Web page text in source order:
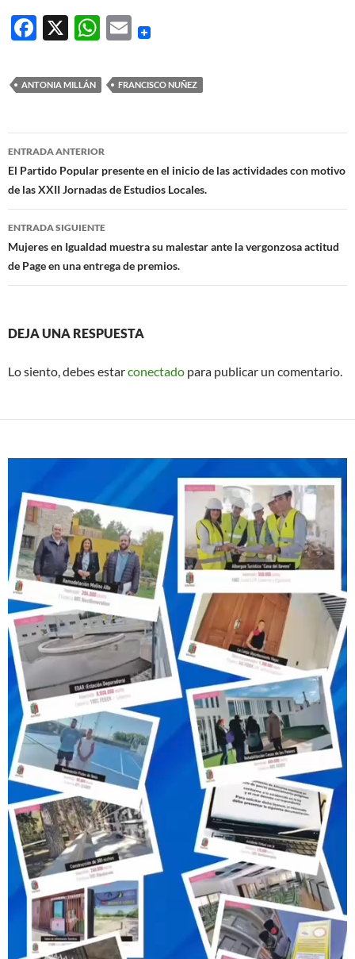
F
e
b
o
o
k
X
W
at
s
A
p
p
E
ail
ANTONIA MILLÁN FRANCISCO NUÑEZ
Navegación
de
entradas
ENTRADA ANTERIOR
El Partido Popular presente en el inicio de las actividades con motivo
de las XXII Jornadas de Estudios Locales.
ENTRADA SIGUIENTE
Mujeres en Igualdad muestra su malestar ante la vergonzosa actitud
de Page en una entrega de premios.
DEJA UNA RESPUESTA
Lo siento, debes estarconectado para publicar un comentario.